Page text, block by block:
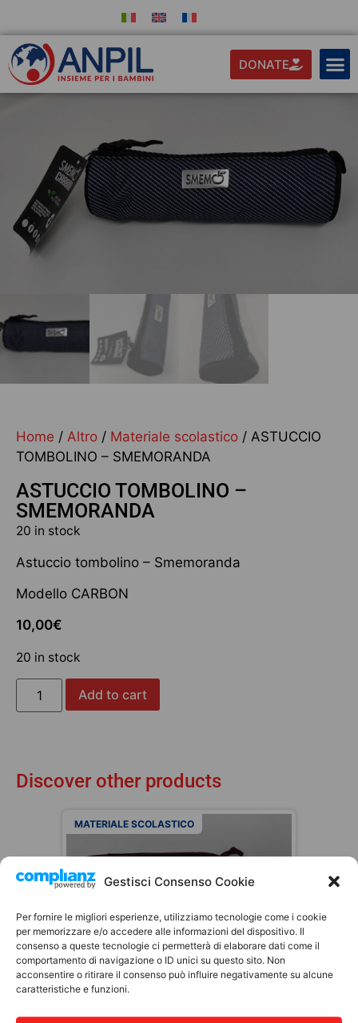
Gestisci Consenso Cookie
Per fornire le migliori esperienze, utilizziamo tecnologie come i cookie
per memorizzare e/o accedere alle informazioni del dispositivo. Il
consenso a queste tecnologie ci permetterà di elaborare dati come il
comportamento di navigazione o ID unici su questo sito. Non
acconsentire o ritirare il consenso può influire negativamente su alcune
caratteristiche e funzioni.
DONATE
Home / Altro / Materiale scolastico / ASTUCCIO
TOMBOLINO – SMEMORANDA
ASTUCCIO TOMBOLINO –
SMEMORANDA
20 in stock
Astuccio tombolino – Smemoranda
Modello CARBON
10,00€
20 in stock
Add to cart
Discover other products
MATERIALE SCOLASTICO
ASTUCCIO OVALE – HARRY